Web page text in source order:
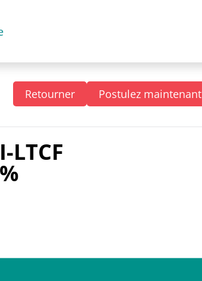
Retourner Postulez maintenant